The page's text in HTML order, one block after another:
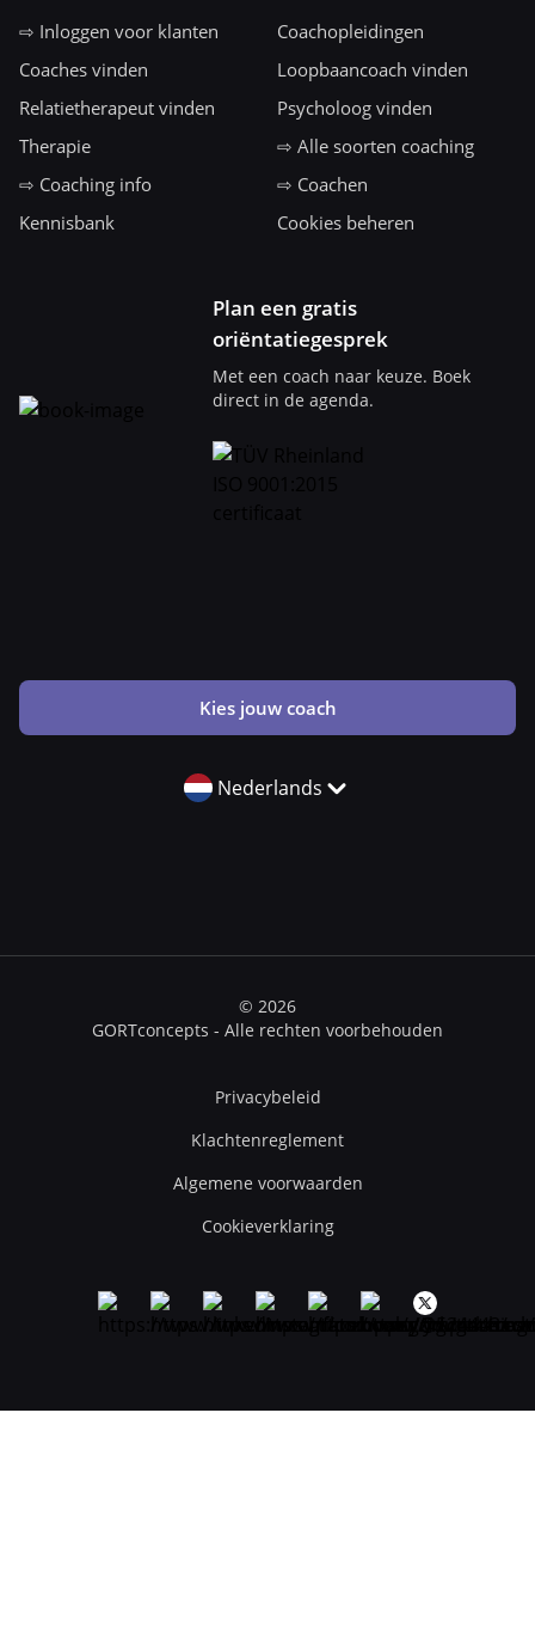
⇨ Inloggen voor klanten
Coachopleidingen
Coaches vinden
Loopbaancoach vinden
Relatietherapeut vinden
Psycholoog vinden
Therapie
⇨ Alle soorten coaching
⇨ Coaching info
⇨ Coachen
Kennisbank
Cookies beheren
Plan een gratis
oriëntatiegesprek
Met een coach naar keuze. Boek
direct in de agenda.
Kies jouw coach
Nederlands
© 2026
GORTconcepts - Alle rechten voorbehouden
Privacybeleid
Klachtenreglement
Algemene voorwaarden
Cookieverklaring